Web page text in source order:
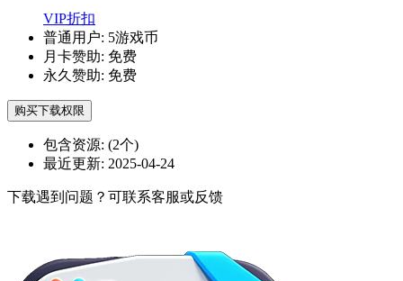
VIP折扣
普通用户: 5游戏币
月卡赞助: 免费
永久赞助: 免费
购买下载权限
包含资源: (2个)
最近更新: 2025-04-24
下载遇到问题？可联系客服或反馈